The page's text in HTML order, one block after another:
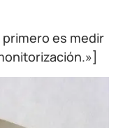
primero es medir